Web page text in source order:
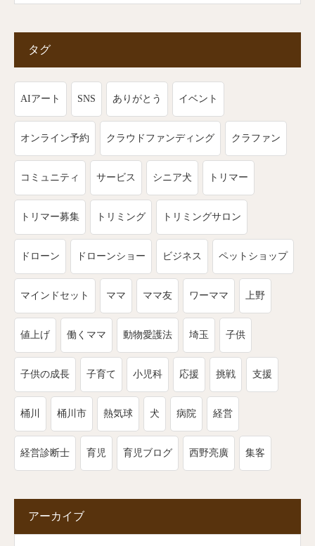
タグ
AIアート SNS ありがとう イベント
オンライン予約 クラウドファンディング クラファン
コミュニティ サービス シニア犬 トリマー
トリマー募集 トリミング トリミングサロン
ドローン ドローンショー ビジネス ペットショップ
マインドセット ママ ママ友 ワーママ 上野
値上げ 働くママ 動物愛護法 埼玉 子供
子供の成長 子育て 小児科 応援 挑戦 支援
桶川 桶川市 熱気球 犬 病院 経営
経営診断士 育児 育児ブログ 西野亮廣 集客
アーカイブ